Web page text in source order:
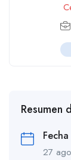
Resumen
27